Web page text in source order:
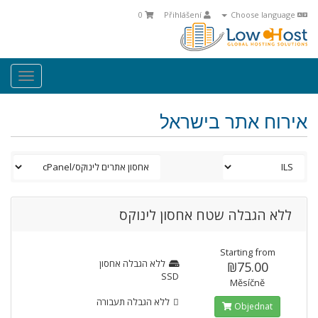
0
אירוח אתר בישראל
ללא הגבלה שטח אחסון לינוקס
ללא הגבלה אחסון
SSD
ללא הגבלה תעבורה
Starting from
₪75.00
Měsíčně
Objednat